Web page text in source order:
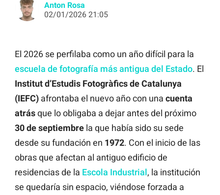
Anton Rosa
02/01/2026 21:05
El 2026 se perfilaba como un año difícil para la
escuela de fotografía más antigua del Estado. El
Institut d’Estudis Fotogràfics de Catalunya
(IEFC) afrontaba el nuevo año con una cuenta
atrásque lo obligaba a dejar antes del próximo
30 de septiembre la que había sido su sede
desde su fundación en 1972. Con el inicio de las
obras que afectan al antiguo edificio de
residencias de la Escola Industrial, la institución
se quedaría sin espacio, viéndose forzada a